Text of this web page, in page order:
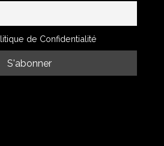
de Confidentialité